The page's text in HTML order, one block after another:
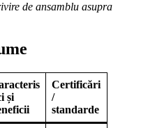
de ansamblu asupra
și
Certificări
/
standarde